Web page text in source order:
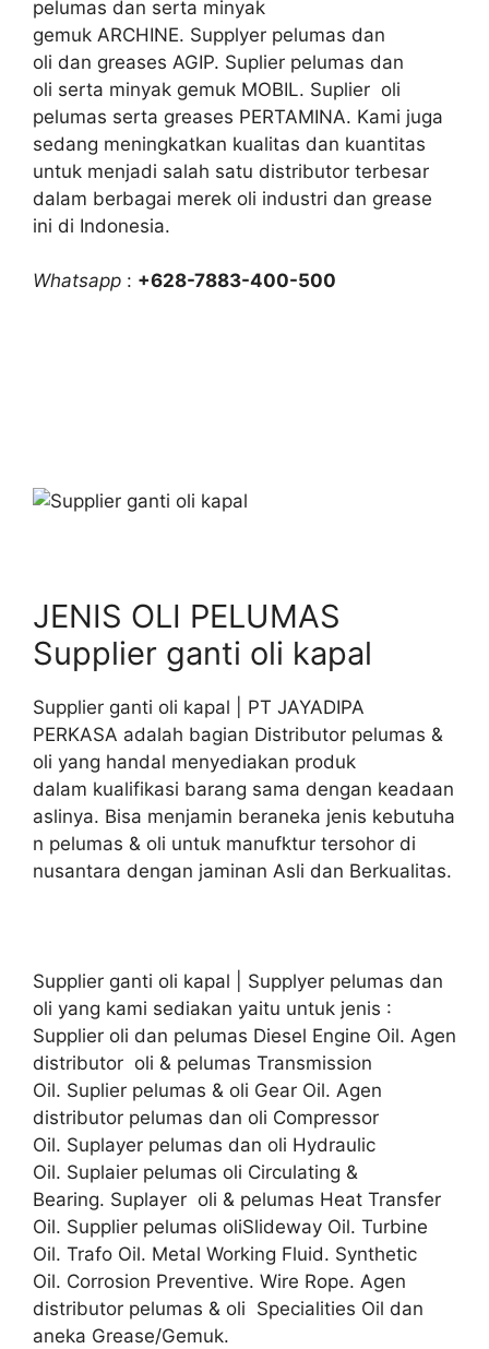
pelumas dan serta minyak
gemuk ARCHINE. Supplyer pelumas dan
oli dan greases AGIP. Suplier pelumas dan
oli serta minyak gemuk MOBIL. Suplier oli
pelumas serta greases PERTAMINA. Kami juga
sedang meningkatkan kualitas dan kuantitas
untuk menjadi salah satu distributor terbesar
dalam berbagai merek oli industri dan grease
ini di Indonesia.
Whatsapp : +628-7883-400-500
JENIS OLI PELUMAS
Supplier ganti oli kapal
Supplier ganti oli kapal | PT JAYADIPA
PERKASA adalah bagian Distributor pelumas &
oli yang handal menyediakan produk
dalam kualifikasi barang sama dengan keadaan
aslinya. Bisa menjamin beraneka jenis kebutuha
n pelumas & oli untuk manufktur tersohor di
nusantara dengan jaminan Asli dan Berkualitas.
Supplier ganti oli kapal | Supplyer pelumas dan
oli yang kami sediakan yaitu untuk jenis :
Supplier oli dan pelumas Diesel Engine Oil. Agen
distributor oli & pelumas Transmission
Oil. Suplier pelumas & oli Gear Oil. Agen
distributor pelumas dan oli Compressor
Oil. Suplayer pelumas dan oli Hydraulic
Oil. Suplaier pelumas oli Circulating &
Bearing. Suplayer oli & pelumas Heat Transfer
Oil. Supplier pelumas oliSlideway Oil. Turbine
Oil. Trafo Oil. Metal Working Fluid. Synthetic
Oil. Corrosion Preventive. Wire Rope. Agen
distributor pelumas & oli Specialities Oil dan
aneka Grease/Gemuk.